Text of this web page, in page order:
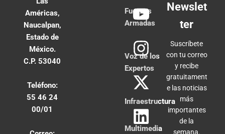
Américas,
Naucalpan,
Estado de
México.
C.P. 53040
Teléfono:
55 46 24
00/01
Fuerzas
Armadas
Voz de los
Expertos
Infraestructura
Multimedia
Newslet
ter
Suscríbete
con tu correo
y recibe
gratuitament
e las noticias
más
importantes
de la
semana.